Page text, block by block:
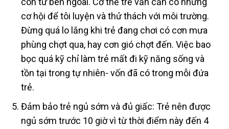
cơ hội để tôi luyện và thử thách với môi trường.
Đừng quá lo lắng khi trẻ đang chơi có cơn mưa
phùng chợt qua, hay cơn gió chợt đến. Việc bao
bọc quá kỹ chỉ làm trẻ mất đi kỹ năng sống và
tồn tại trong tự nhiên- vốn đã có trong mỗi đứa
trẻ.
Đảm bảo trẻ ngủ sớm và đủ giấc: Trẻ nên được
ngủ sớm trước 10 giờ vì từ thời điểm này đến 4